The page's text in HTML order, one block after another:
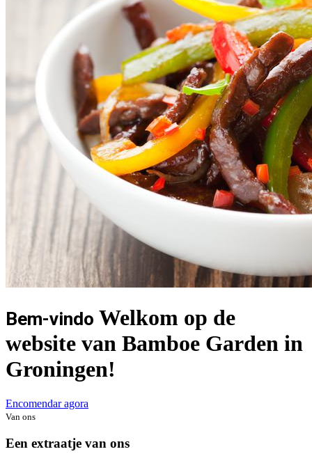
Bem-vindo Welkom op de
website van Bamboe Garden in
Groningen!
Encomendar agora
Van ons
Een extraatje van ons